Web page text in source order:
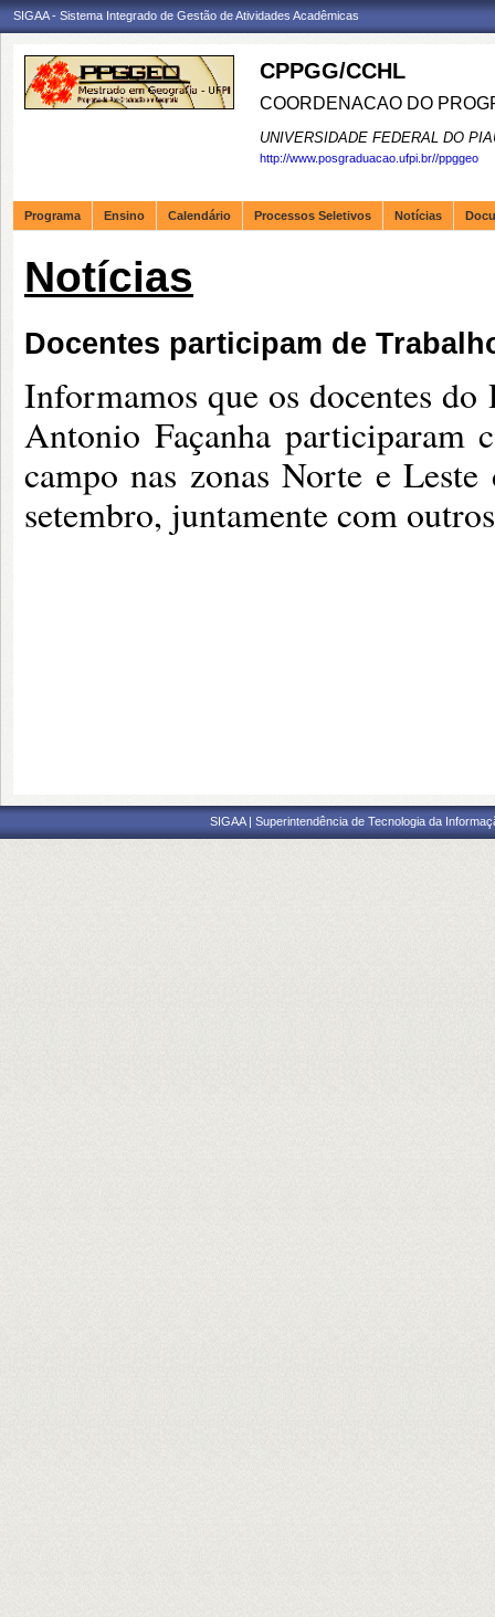
SIGAA - Sistema Integrado de Gestão de Atividades Acadêmicas
CPPGG/CCHL
COORDENACAO DO
UNIVERSIDADE FEDERAL DO
http://www.posgraduacao.ufpi.br//ppggeo
Programa Ensino Calendário Processos Seletivos Notícias
Notícias
Docentes participam de
Informamos que os docentes
Antonio Façanha participaram
campo nas zonas Norte e
setembro, juntamente com
SIGAA | Superintendência de Tecnologia da